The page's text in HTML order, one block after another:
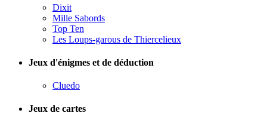
Dixit
Mille Sabords
Top Ten
Les Loups-garous de Thiercelieux
Jeux d'énigmes et de déduction
Cluedo
Jeux de cartes